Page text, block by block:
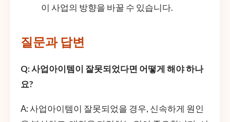
이 사업의 방향을 바꿀 수 있습니다.
질문과 답변
Q: 사업아이템이 잘못되었다면 어떻게 해야 하나
요?
A: 사업아이템이 잘못되었을 경우, 신속하게 원인